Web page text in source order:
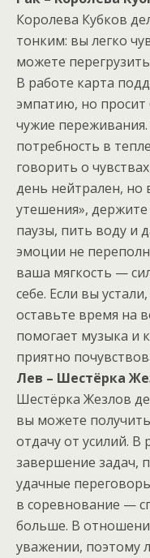
Королева Кубков
тонким: вы легко
можете
В работе карта
эмпатию, но
чужие
потребность в
говорить о
день нейтрален,
утешения»,
паузы, пить воду и
эмоции не
ваша мягкость —
себе. Если вы
оставьте время на
помогает музыка и
приятно
Лев – Шестёрка
Шестёрка Жезлов
вы можете
отдачу от усилий.
завершение задач,
удачные
в соревнование —
больше. В
уважении, поэтому